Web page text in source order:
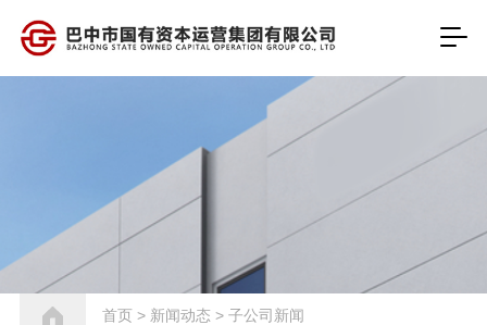
首页> 新闻动态 > 子公司新闻